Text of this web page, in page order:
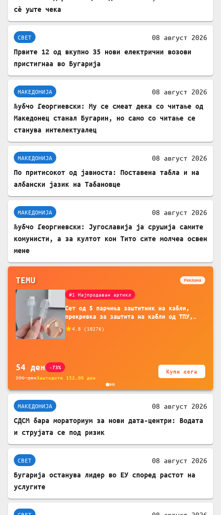
сè уште чека
СВЕТ 08 август 2026
Првите 12 од вкупно 35 нови електрични возови
пристигнаа во Бугарија
МАКЕДОНИЈА 08 август 2026
Љубчо Георгиевски: Му се смеат дека со читање од
Македонец станал Бугарин, но само со читање се
станува интелектуалец
МАКЕДОНИЈА 08 август 2026
По притисокот од јавноста: Поставена табла и на
албански јазик на Табановце
МАКЕДОНИЈА 08 август 2026
Љубчо Георгиевски: Југославија ја срушија самите
комунисти, а за култот кон Тито сите молчеа освен
мене
TEMU Реклама
#1 Најпродаван артикл
Сет од 5 парчиња заштитник на кабли,
прекривка за заштита на кабли од ТПУ,
додатоци за заштита на кабли, без
батерија, за мобилни телефони, комплет
4.8 ( 10276)
54 ден -73%
206денЗаштедете 152.00 ден
Купи сега
МАКЕДОНИЈА 08 август 2026
СДСМ бара мораториум за нови дата-центри: Водата
и струјата се под ризик
СВЕТ 08 август 2026
Бугарија останува лидер во ЕУ според растот на
услугите